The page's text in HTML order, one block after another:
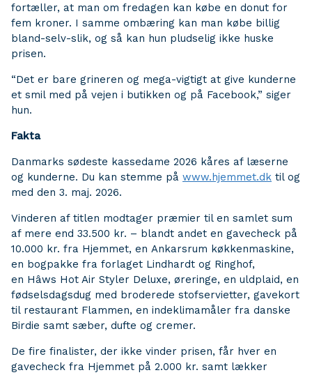
fortæller, at man om fredagen kan købe en donut for
fem kroner. I samme ombæring kan man købe billig
bland-selv-slik, og så kan hun pludselig ikke huske
prisen.
“Det er bare grineren og mega-vigtigt at give kunderne
et smil med på vejen i butikken og på Facebook,” siger
hun.
Fakta
Danmarks sødeste kassedame 2026 kåres af læserne
og kunderne. Du kan stemme på www.hjemmet.dk til og
med den 3. maj. 2026.
Vinderen af titlen modtager præmier til en samlet sum
af mere end 33.500 kr. – blandt andet en gavecheck på
10.000 kr. fra Hjemmet, en Ankarsrum køkkenmaskine,
en bogpakke fra forlaget Lindhardt og Ringhof,
en Hâws Hot Air Styler Deluxe, øreringe, en uldplaid, en
fødselsdagsdug med broderede stofservietter, gavekort
til restaurant Flammen, en indeklimamåler fra danske
Birdie samt sæber, dufte og cremer.
De fire finalister, der ikke vinder prisen, får hver en
gavecheck fra Hjemmet på 2.000 kr. samt lækker